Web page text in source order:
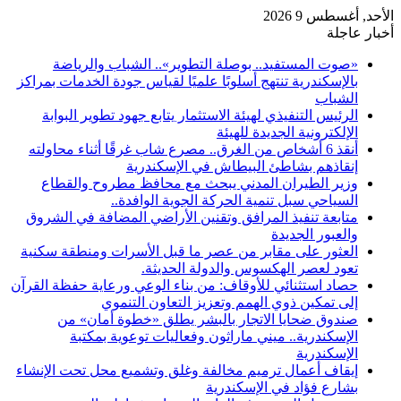
الأحد, أغسطس 9 2026
أخبار عاجلة
«صوت المستفيد.. بوصلة التطوير».. الشباب والرياضة
بالإسكندرية تنتهج أسلوبًا علميًا لقياس جودة الخدمات بمراكز
الشباب
الرئيس التنفيذي لهيئة الاستثمار يتابع جهود تطوير البوابة
الإلكترونية الجديدة للهيئة
أنقذ 6 أشخاص من الغرق.. مصرع شاب غرقًا أثناء محاولته
إنقاذهم بشاطئ البيطاش في الإسكندرية
وزير الطيران المدني يبحث مع محافظ مطروح والقطاع
السياحي سبل تنمية الحركة الجوية الوافدة..
متابعة تنفيذ المرافق وتقنين الأراضي المضافة في الشروق
والعبور الجديدة
العثور على مقابر من عصر ما قبل الأسرات ومنطقة سكنية
تعود لعصر الهكسوس والدولة الحديثة.
حصاد استثنائي للأوقاف: من بناء الوعي ورعاية حفظة القرآن
إلى تمكين ذوي الهمم وتعزيز التعاون التنموي
صندوق ضحايا الاتجار بالبشر يطلق «خطوة أمان» من
الإسكندرية.. ميني ماراثون وفعاليات توعوية بمكتبة
الإسكندرية
إيقاف أعمال ترميم مخالفة وغلق وتشميع محل تحت الإنشاء
بشارع فؤاد في الإسكندرية